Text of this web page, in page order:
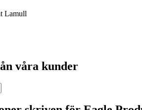
Lamull
våra kunder